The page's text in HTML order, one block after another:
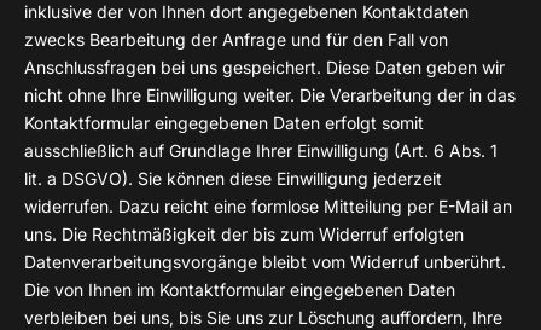
inklusive der von Ihnen dort angegebenen Kontaktdaten
zwecks Bearbeitung der Anfrage und für den Fall von
Anschlussfragen bei uns gespeichert. Diese Daten geben wir
nicht ohne Ihre Einwilligung weiter. Die Verarbeitung der in das
Kontaktformular eingegebenen Daten erfolgt somit
ausschließlich auf Grundlage Ihrer Einwilligung (Art. 6 Abs. 1
lit. a DSGVO). Sie können diese Einwilligung jederzeit
widerrufen. Dazu reicht eine formlose Mitteilung per E-Mail an
uns. Die Rechtmäßigkeit der bis zum Widerruf erfolgten
Datenverarbeitungsvorgänge bleibt vom Widerruf unberührt.
Die von Ihnen im Kontaktformular eingegebenen Daten
verbleiben bei uns, bis Sie uns zur Löschung auffordern, Ihre